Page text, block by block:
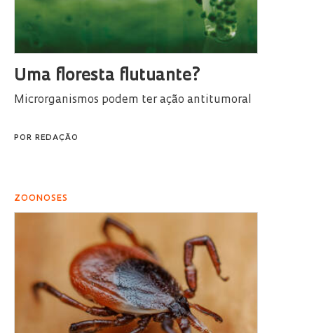
Uma floresta flutuante?
Microrganismos podem ter ação antitumoral
POR REDAÇÃO
ZOONOSES